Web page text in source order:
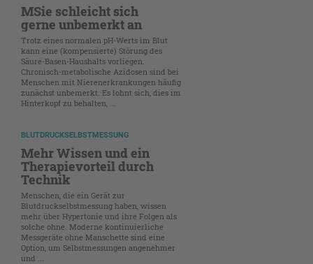
MSie schleicht sich
gerne unbemerkt an
Trotz eines normalen pH-Werts im Blut
kann eine (kompensierte) Störung des
Säure-Basen-Haushalts vorliegen.
Chronisch-metabolische Azidosen sind bei
Menschen mit Nierenerkrankungen häufig
zunächst unbemerkt. Es lohnt sich, dies im
Hinterkopf zu behalten, ...
BLUTDRUCKSELBSTMESSUNG
Mehr Wissen und ein
Therapievorteil durch
Technik
Menschen, die ein Gerät zur
Blutdruckselbstmessung haben, wissen
mehr über Hypertonie und ihre Folgen als
solche ohne. Moderne kontinuierliche
Messgeräte ohne Manschette sind eine
Option, um Selbstmessungen angenehmer
und ...